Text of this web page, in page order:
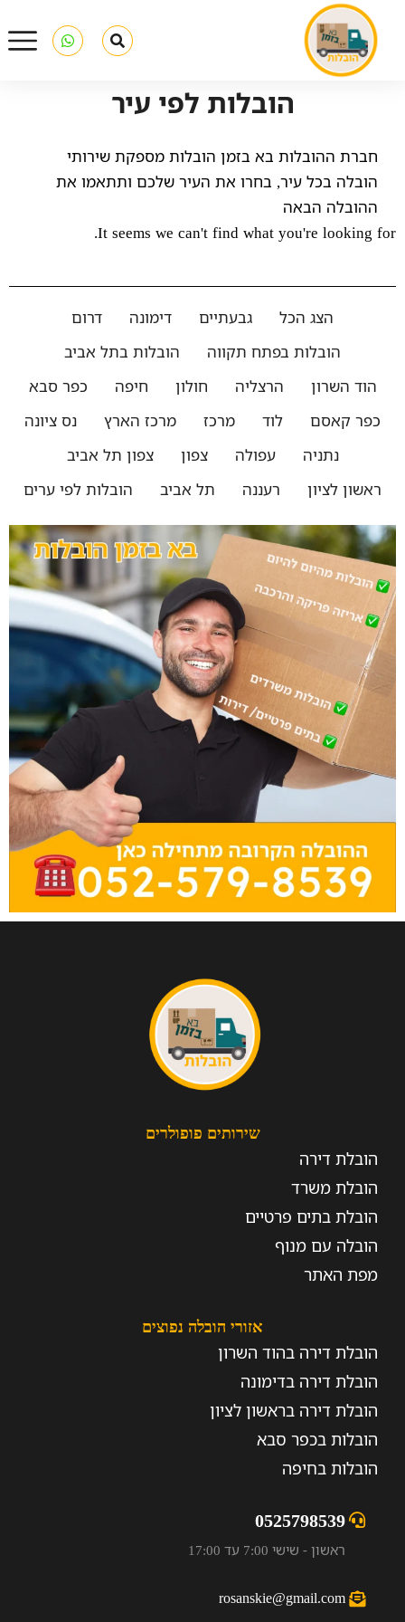
הובלות לפי עיר
חברת ההובלות בא בזמן הובלות מספקת שירותי
הובלה בכל עיר, בחרו את העיר שלכם ותתאמו את
ההובלה הבאה
It seems we can't find what you're looking for.
הצג הכל גבעתיים דימונה
דרום
הובלות בפתח תקווה
הובלות בתל אביב
הוד השרון
הרצליה חולון חיפה
כפר סבא
כפר קאסם
לוד מרכז מרכז הארץ
נס ציונה
נתניה
עפולה צפון
צפון תל אביב
ראשון לציון
רעננה תל אביב הובלות לפי ערים
שירותים פופולרים
הובלת דירה
הובלת משרד
הובלת בתים פרטיים
הובלה עם מנוף
מפת האתר
אזורי הובלה נפוצים
הובלת דירה בהוד השרון
הובלת דירה בדימונה
הובלת דירה בראשון לציון
הובלות בכפר סבא
הובלות בחיפה
0525798539
ראשון - שישי 7:00 עד 17:00
rosanskie@gmail.com